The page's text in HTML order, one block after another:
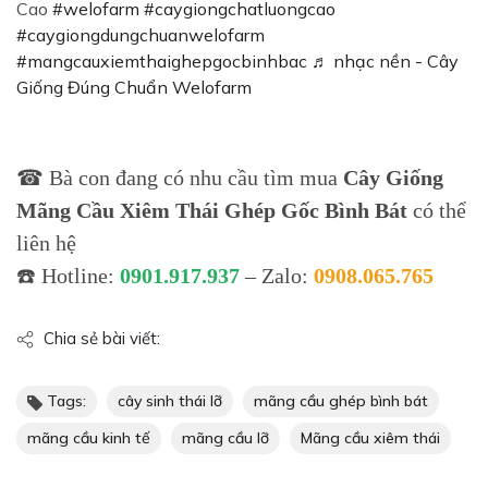
Cao #welofarm #caygiongchatluongcao
#caygiongdungchuanwelofarm
#mangcauxiemthaighepgocbinhbac ♬ nhạc nền - Cây
Giống Đúng Chuẩn Welofarm
☎ Bà con đang có nhu cầu tìm mua Cây Giống
Mãng Cầu Xiêm Thái Ghép Gốc Bình Bát có thể
liên hệ
☎️ Hotline: 0901.917.937– Zalo: 0908.065.765
Chia sẻ bài viết:
Tags: cây sinh thái lỡ
mãng cầu ghép bình bát
mãng cầu kinh tế
mãng cầu lỡ Mãng cầu xiêm thái